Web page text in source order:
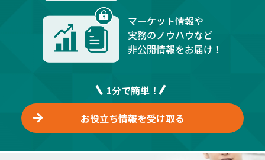
マーケット情報や
実務のノウハウなど
非公開情報をお届け！
1分で簡単！
お役立ち情報を受け取る